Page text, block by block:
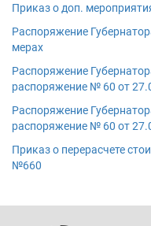
Приказ о доп.
Распоряжение
мерах
Распоряжение
распоряжение № 60 от
Распоряжение
распоряжение № 60 от
Приказ о перерасчете
№660